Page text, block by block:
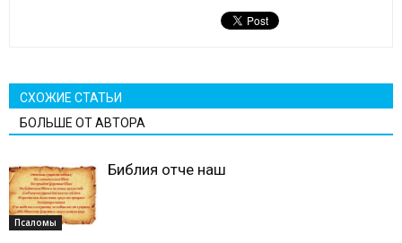
СХОЖИЕ СТАТЬИ
БОЛЬШЕ ОТ АВТОРА
Псаломы
Библия отче наш